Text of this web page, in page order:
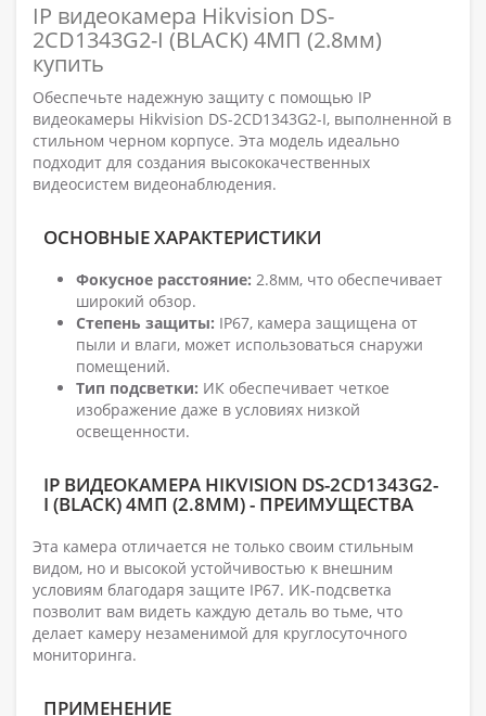
IP видеокамера Hikvision DS-
2CD1343G2-I (BLACK) 4МП (2.8мм)
купить
Обеспечьте надежную защиту с помощью IP
видеокамеры Hikvision DS-2CD1343G2-I, выполненной в
стильном черном корпусе. Эта модель идеально
подходит для создания высококачественных
видеосистем видеонаблюдения.
ОСНОВНЫЕ ХАРАКТЕРИСТИКИ
Фокусное расстояние: 2.8мм, что обеспечивает
широкий обзор.
Степень защиты: IP67, камера защищена от
пыли и влаги, может использоваться снаружи
помещений.
Тип подсветки: ИК обеспечивает четкое
изображение даже в условиях низкой
освещенности.
IP ВИДЕОКАМЕРА HIKVISION DS-2CD1343G2-
I (BLACK) 4МП (2.8ММ) - ПРЕИМУЩЕСТВА
Эта камера отличается не только своим стильным
видом, но и высокой устойчивостью к внешним
условиям благодаря защите IP67. ИК-подсветка
позволит вам видеть каждую деталь во тьме, что
делает камеру незаменимой для круглосуточного
мониторинга.
ПРИМЕНЕНИЕ